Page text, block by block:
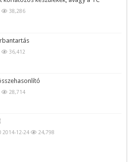
38,286
36,412
28,714
2014-12-24 24,798